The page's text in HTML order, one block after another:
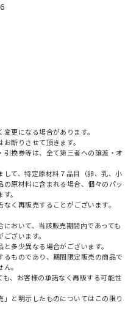
更になる場合があります。
断りさせて頂きます。
換券等は、全て第三者への譲渡・オ
て、特定原材料７品目（卵、乳、小
原材料に含まれる場合、個々のパッ
。
く再販売することがございます。
おいて、当該販売期間内であっても
ざいます。
多少異なる場合がございます。
ものであり、期間限定販売の商品で
。
、お客様の承諾なく再販する可能性
と明示したものについてはこの限り